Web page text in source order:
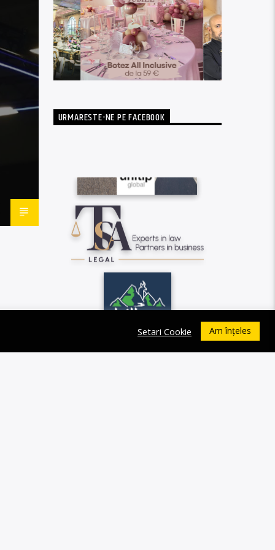
URMARESTE-NE PE FACEBOOK
Setari Cookie Am înțeles